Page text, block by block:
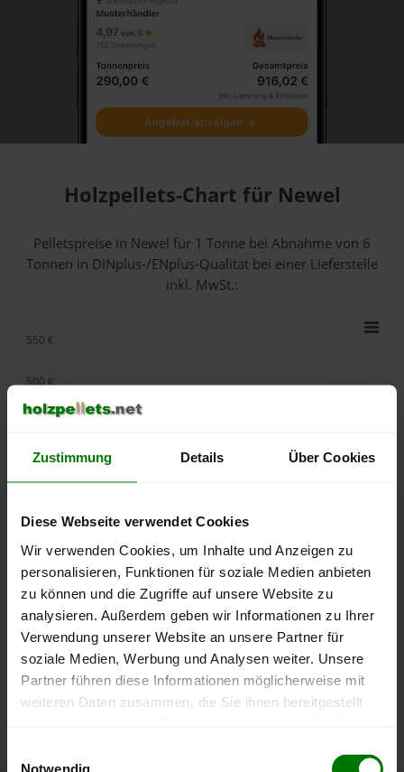
Zustimmung Details Über Cookies
Diese Webseite verwendet Cookies
Wir verwenden Cookies, um Inhalte und Anzeigen zu
personalisieren, Funktionen für soziale Medien anbieten
zu können und die Zugriffe auf unsere Website zu
analysieren. Außerdem geben wir Informationen zu Ihrer
Verwendung unserer Website an unsere Partner für
soziale Medien, Werbung und Analysen weiter. Unsere
Partner führen diese Informationen möglicherweise mit
weiteren Daten zusammen, die Sie ihnen bereitgestellt
Notwendig
Holzpellets-Chart für Newel
Pelletspreise in Newel für 1 Tonne bei Abnahmevon 6
Tonnen in DINplus-/ENplus-Qualität bei einer Lieferstelle
inkl. MwSt.:
lose Ware Sackware
September
2025
Januar
2026
Mai
2026
250 €
300 €
400 €
500 €
550 €
Die aktuelle Preisentwicklung für Holzpellets in Deutschland
können Sie jederzeit auf unsererPelletspreise-Seite